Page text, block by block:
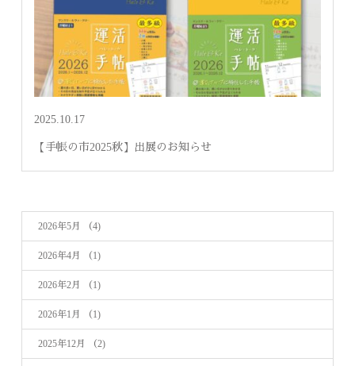
2025.10.17
【手帳の市2025秋】出展のお知らせ
2026年5月 （4)
2026年4月 （1)
2026年2月 （1)
2026年1月 （1)
2025年12月 （2)